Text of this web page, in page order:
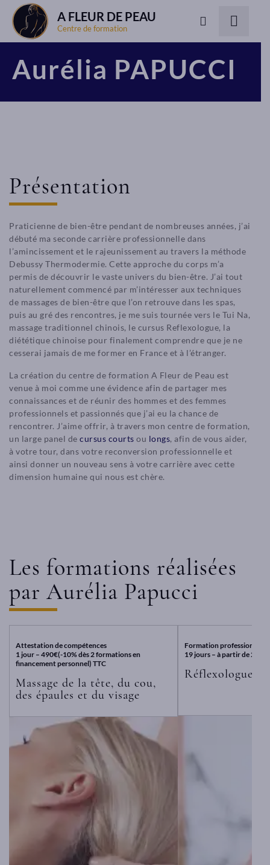
A FLEUR DE PEAU
Centre de formation
Aurélia PAPUCCI
Présentation
Praticienne de bien-être pendant de nombreuses années, j’ai
débuté ma seconde carrière professionnelle dans
l’amincissement et le rajeunissement au travers la méthode
Debussy Thermodermie. Cette approche du corps m’a
permis de découvrir le vaste univers du bien-être. J’ai tout
naturellement commencé par m’intéresser aux techniques
de massages de bien-être que l’on retrouve dans les spas,
puis au gré des rencontres, je me suis tournée vers le Tui Na,
massage traditionnel chinois, le cursus Reflexologue, la
diététique chinoise pour finalement comprendre que je ne
cesserai jamais de me former en France et à l’étranger.
La création du centre de formation A Fleur de Peau est
venue à moi comme une évidence afin de partager mes
connaissances et de réunir des hommes et des femmes
professionnels et passionnés que j’ai eu la chance de
rencontrer. J’aime offrir, à travers mon centre de formation,
un large panel de cursus courts ou longs, afin de vous aider,
à votre tour, dans votre reconversion professionnelle et
ainsi donner un nouveau sens à votre carrière avec cette
dimension humaine qui nous est chère.
Les formations réalisées
par Aurélia Papucci
Attestation de compétences
1 jour – 490€(-10% dès 2 formations en
financement personnel) TTC
Massage de la tête, du cou,
des épaules et du visage
Formation
19 jours – à partir de 2800
Réflexologue